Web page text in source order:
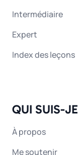
Intermédiaire
Expert
Index des leçons
QUI SUIS-
À propos
Me soutenir